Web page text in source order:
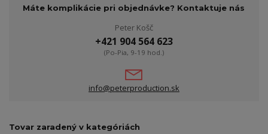
Máte komplikácie pri objednávke? Kontaktuje nás
Peter Košč
+421 904 564 623
(Po-Pia, 9-19 hod.)
info@peterproduction.sk
Tovar zaradený v kategóriách